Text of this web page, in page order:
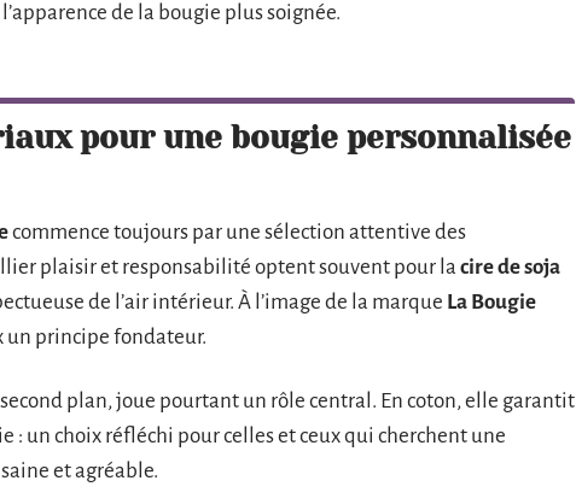
de la bougie plus soignée.
pour une bougie personnalisée
commence toujours par une sélection attentive des
plaisir et responsabilité optent souvent pour la cire de soja
de l’air intérieur. À l’image de la marque La Bougie
un principe fondateur.
plan, joue pourtant un rôle central. En coton, elle garantit
: un choix réfléchi pour celles et ceux qui cherchent une
et agréable.